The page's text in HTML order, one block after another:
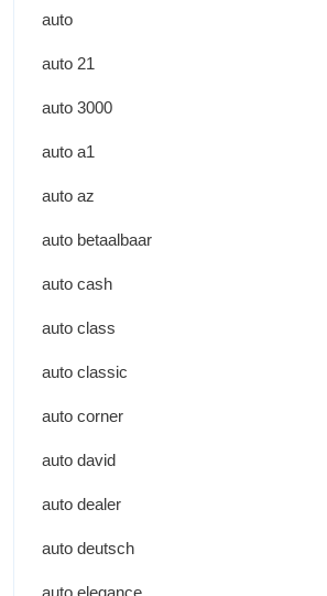
auto
auto 21
auto 3000
auto a1
auto az
auto betaalbaar
auto cash
auto class
auto classic
auto corner
auto david
auto dealer
auto deutsch